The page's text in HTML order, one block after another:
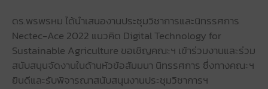
ดร.พรพรหม ได้นำเสนองานประชุมวิชาการและนิทรรศการ
Nectec-Ace 2022 แนวคิด Digital Technology for
Sustainable Agriculture ขอเชิญคณะฯ เข้าร่วมงานและร่วม
สนับสนุนจัดงานในด้านหัวข้อสัมมนา นิทรรศการ ซึ่งทางคณะฯ
ยินดีและรับพิจารณาสนับสนุนงานประชุมวิชาการฯ